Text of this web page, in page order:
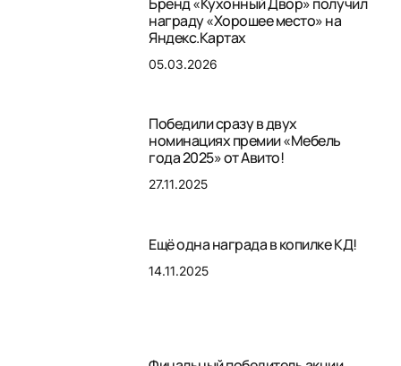
награду «Хорошее место» на
Яндекс.Картах
05.03.2026
Победили сразу в двух
номинациях премии «Мебель
года 2025» от Авито!
27.11.2025
Ещё одна награда в копилке КД!
14.11.2025